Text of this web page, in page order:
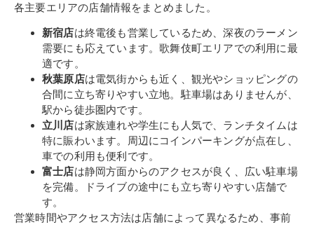
各主要エリアの店舗情報をまとめました。
新宿店は終電後も営業しているため、深夜のラーメン
需要にも応えています。歌舞伎町エリアでの利用に最
適です。
秋葉原店は電気街からも近く、観光やショッピングの
合間に立ち寄りやすい立地。駐車場はありませんが、
駅から徒歩圏内です。
立川店は家族連れや学生にも人気で、ランチタイムは
特に賑わいます。周辺にコインパーキングが点在し、
車での利用も便利です。
富士店は静岡方面からのアクセスが良く、広い駐車場
を完備。ドライブの途中にも立ち寄りやすい店舗で
す。
営業時間やアクセス方法は店舗によって異なるため、事前